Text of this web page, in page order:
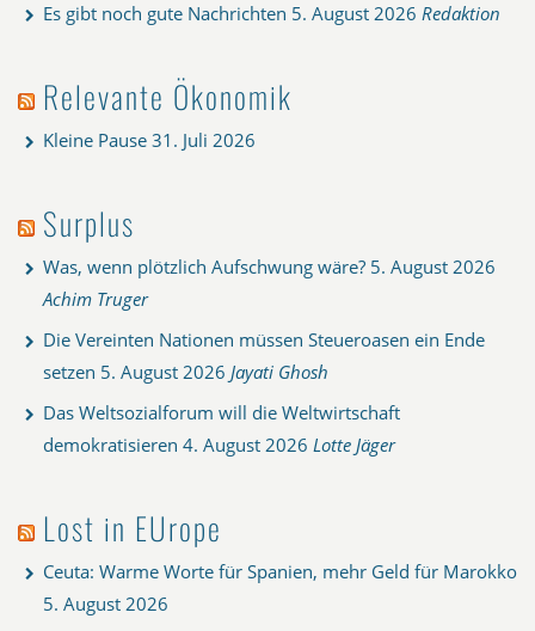
Es gibt noch gute Nachrichten 5. August 2026 Redaktion
Relevante Ökonomik
Kleine Pause 31. Juli 2026
Surplus
Was, wenn plötzlich Aufschwung wäre? 5. August 2026
Achim Truger
Die Vereinten Nationen müssen Steueroasen ein Ende
setzen 5. August 2026 Jayati Ghosh
Das Weltsozialforum will die Weltwirtschaft
demokratisieren 4. August 2026 Lotte Jäger
Lost in EUrope
Ceuta: Warme Worte für Spanien, mehr Geld für Marokko
5. August 2026